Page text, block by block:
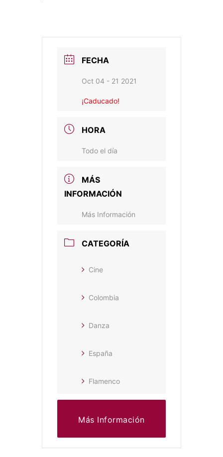
FECHA
Oct 04 - 21 2021
¡Caducado!
HORA
Todo el día
MÁS
INFORMACIÓN
Más Información
CATEGORÍA
Cine
Colombia
Danza
España
Flamenco
Más Información